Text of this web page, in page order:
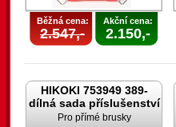
Běžná cena:
2.547,-
Akční cena:
2.150,-
HIKOKI 753949 389-
dílná sada příslušenství
Pro přímé brusky